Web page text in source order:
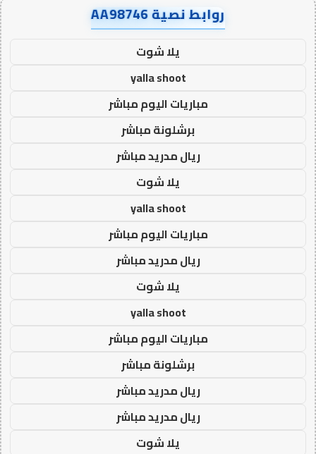
روابط نصية AA98746
يلا شوت
yalla shoot
مباريات اليوم مباشر
برشلونة مباشر
ريال مدريد مباشر
يلا شوت
yalla shoot
مباريات اليوم مباشر
ريال مدريد مباشر
يلا شوت
yalla shoot
مباريات اليوم مباشر
برشلونة مباشر
ريال مدريد مباشر
ريال مدريد مباشر
يلا شوت